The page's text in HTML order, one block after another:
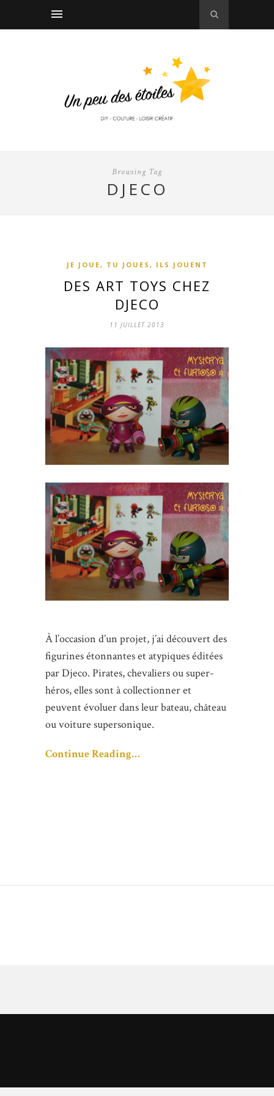
Browsing Tag
DJECO
JE JOUE, TU JOUES, ILS JOUENT
DES ART TOYS CHEZ
DJECO
11 JUILLET 2013
À l’occasion d’un projet, j’ai découvert des
figurines étonnantes et atypiques éditées
par Djeco. Pirates, chevaliers ou super-
héros, elles sont à collectionner et
peuvent évoluer dans leur bateau, château
ou voiture supersonique.
Continue Reading…